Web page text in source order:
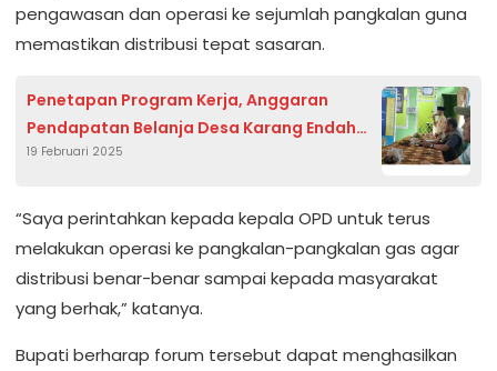
pengawasan dan operasi ke sejumlah pangkalan guna
memastikan distribusi tepat sasaran.
Penetapan Program Kerja, Anggaran
Pendapatan Belanja Desa Karang Endah
Dilakukan Melalui Musyawarah Desa
19 Februari 2025
“Saya perintahkan kepada kepala OPD untuk terus
melakukan operasi ke pangkalan-pangkalan gas agar
distribusi benar-benar sampai kepada masyarakat
yang berhak,” katanya.
Bupati berharap forum tersebut dapat menghasilkan